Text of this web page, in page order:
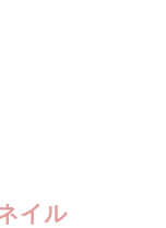
イル